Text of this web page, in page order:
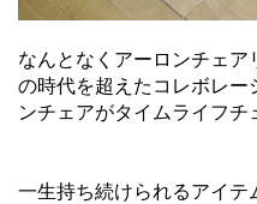
なんとなくアーロンチェア
の時代を超えたコレボレー
ンチェアがタイムライフチ
一生持ち続けられるアイテ